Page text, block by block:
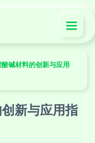
碱材料的创新与应用
新与应用指